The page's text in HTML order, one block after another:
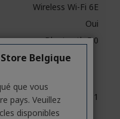
Wireless Wi-Fi 6E
Oui
Bluetooth 5.0
1
Belgique
que vous
pays. Veuillez
disponibles